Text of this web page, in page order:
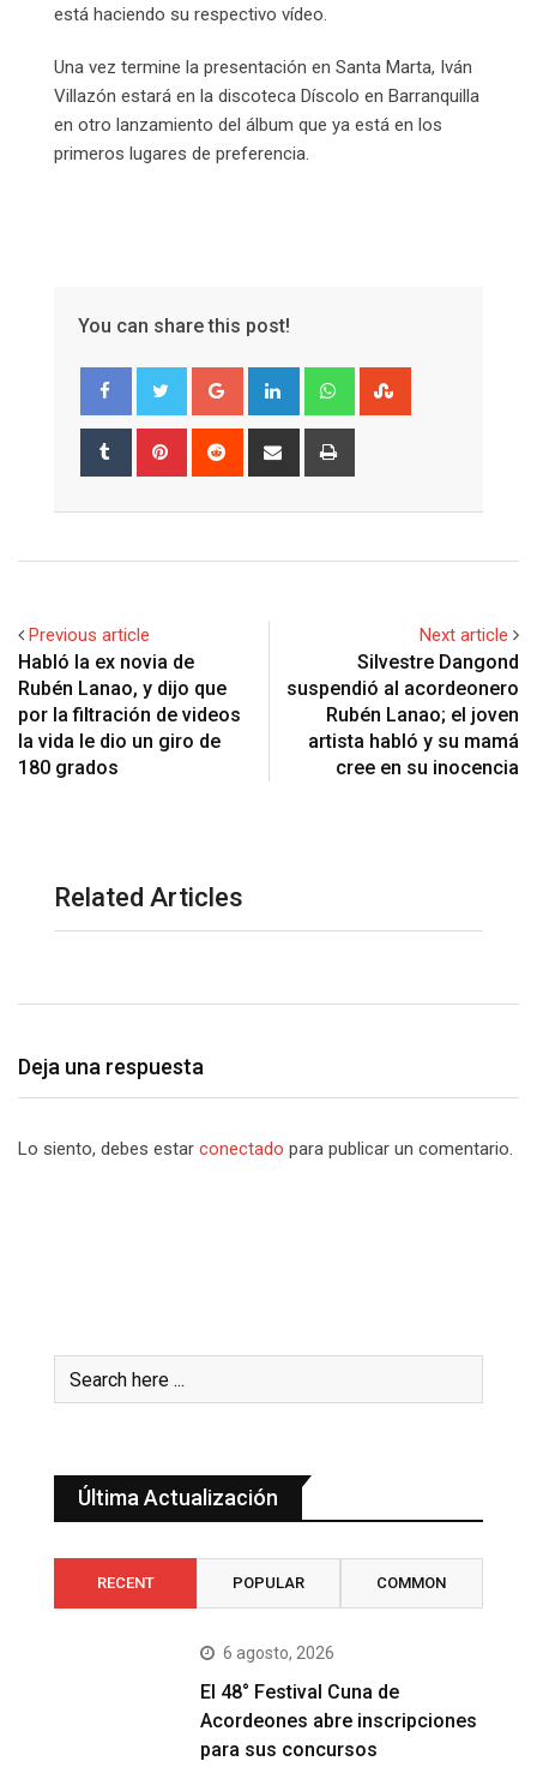
está haciendo su respectivo vídeo.
Una vez termine la presentación en Santa Marta, Iván
Villazón estará en la discoteca Díscolo en Barranquilla
en otro lanzamiento del álbum que ya está en los
primeros lugares de preferencia.
You can share this post!
Google+ LinkedIn Whatsapp
Tumblr Pinterest Reddit
Share
Previous article
Habló la ex novia de
Rubén Lanao, y dijo que
por la filtración de videos
la vida le dio un giro de
180 grados
Next article
Silvestre Dangond
suspendió al acordeonero
Rubén Lanao; el joven
artista habló y su mamá
cree en su inocencia
Related Articles
Deja una respuesta
Lo siento, debes estar conectado para publicar un comentario.
Última Actualización
RECENT POPULAR COMMON
6 agosto, 2026
El 48° Festival Cuna de
Acordeones abre inscripciones
para sus concursos